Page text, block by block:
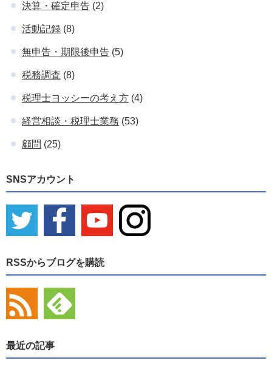
決算・確定申告 (2)
活動記録 (8)
無申告・期限後申告 (5)
税務調査 (8)
税理士ヨッシーの考え方 (4)
経営相談・税理士業務 (53)
顧問 (25)
SNSアカウント
RSSからブログを購読
最近の記事